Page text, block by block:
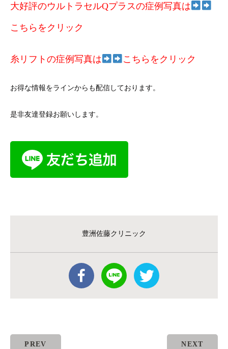
大好評のウルトラセルQプラスの症例写真は
こちらをクリック
糸リフトの症例写真は こちらをクリック
お得な情報をラインからも配信しております。
是非友達登録お願いします。
豊洲佐藤クリニック
PREV NEXT